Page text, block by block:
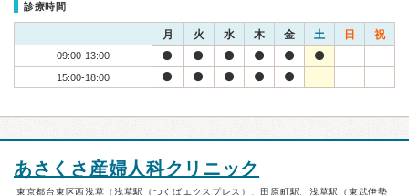
診療時間
月 火 水 木 金 土 日 祝
09:00-13:00
15:00-18:00
あさくさ産婦人科クリニック
東京都台東区西浅草（浅草駅（つくばエクスプレス）、田原町駅、浅草駅（東武伊勢